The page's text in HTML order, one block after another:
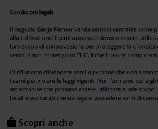
Scopri anche